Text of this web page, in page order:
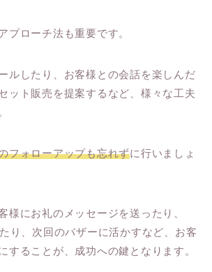
プローチ法も重要です。
ルしたり、お客様との会話を楽しんだ
ット販売を提案するなど、様々な工夫
フォローアップも忘れずに行いましょ
様にお礼のメッセージを送ったり、
り、次回のバザーに活かすなど、お客
することが、成功への鍵となります。